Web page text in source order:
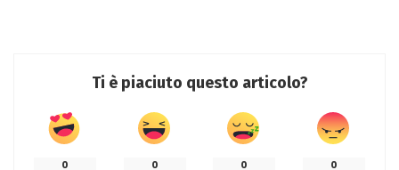
Ti è piaciuto questo articolo?
0 0 0 0